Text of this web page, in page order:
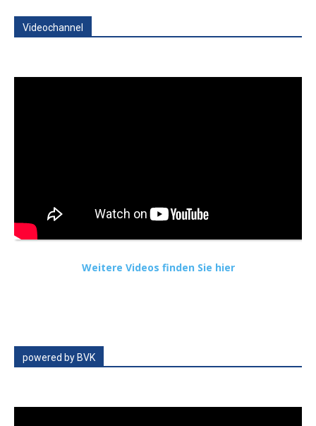
Videochannel
Weitere Videos finden Sie hier
powered by BVK